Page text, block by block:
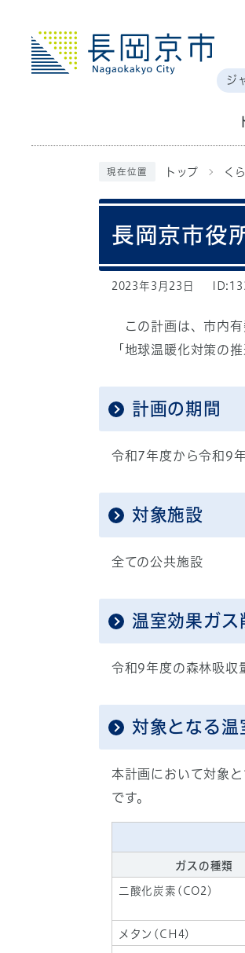
ジ
現在位置 トップ く
長岡京市役
2023年3月23日
この計画は、市内有
「地球温暖化対策の
計画の期間
令和7年度から令和9
対象施設
全ての公共施設
温室効果ガス
令和9年度の森林吸収
対象となる温
本計画において対象
です。
ガスの種類
二酸化炭素(CO2)
メタン(CH4)